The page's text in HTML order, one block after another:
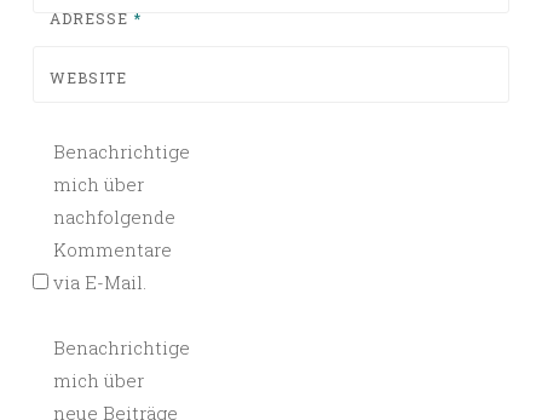
ADRESSE *
WEBSITE
Benachrichtige
mich über
nachfolgende
Kommentare
via E-Mail.
Benachrichtige
mich über
neue Beiträge